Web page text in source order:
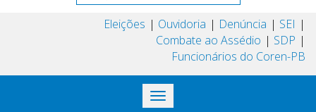
Eleições Ouvidoria Denúncia
SEI
Combate ao Assédio
SDP
Funcionários do Coren-PB
Toggle